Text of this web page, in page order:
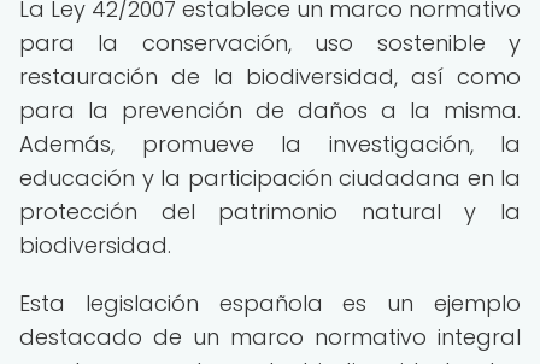
La Ley 42/2007 establece un marco normativo
para la conservación, uso sostenible y
restauración de la biodiversidad, así como
para la prevención de daños a la misma.
Además, promueve la investigación, la
educación y la participación ciudadana en la
protección del patrimonio natural y la
biodiversidad.
Esta legislación española es un ejemplo
destacado de un marco normativo integral